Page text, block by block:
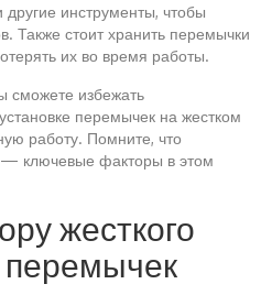
инструменты, чтобы
Также стоит хранить перемычки
их во время работы.
сможете избежать
перемычек на жестком
работу. Помните, что
— ключевые факторы в этом
жесткого
перемычек